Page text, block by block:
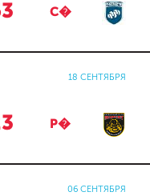
С�
18 СЕНТЯБРЯ
Р�
06 СЕНТЯБРЯ